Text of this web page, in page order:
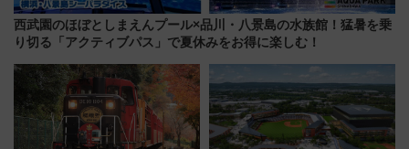
西武園のほぼとしまえんプール×品川・八景島の水族館！猛暑を乗
り切る「アクティブパス」で夏休みをお得に楽しむ！